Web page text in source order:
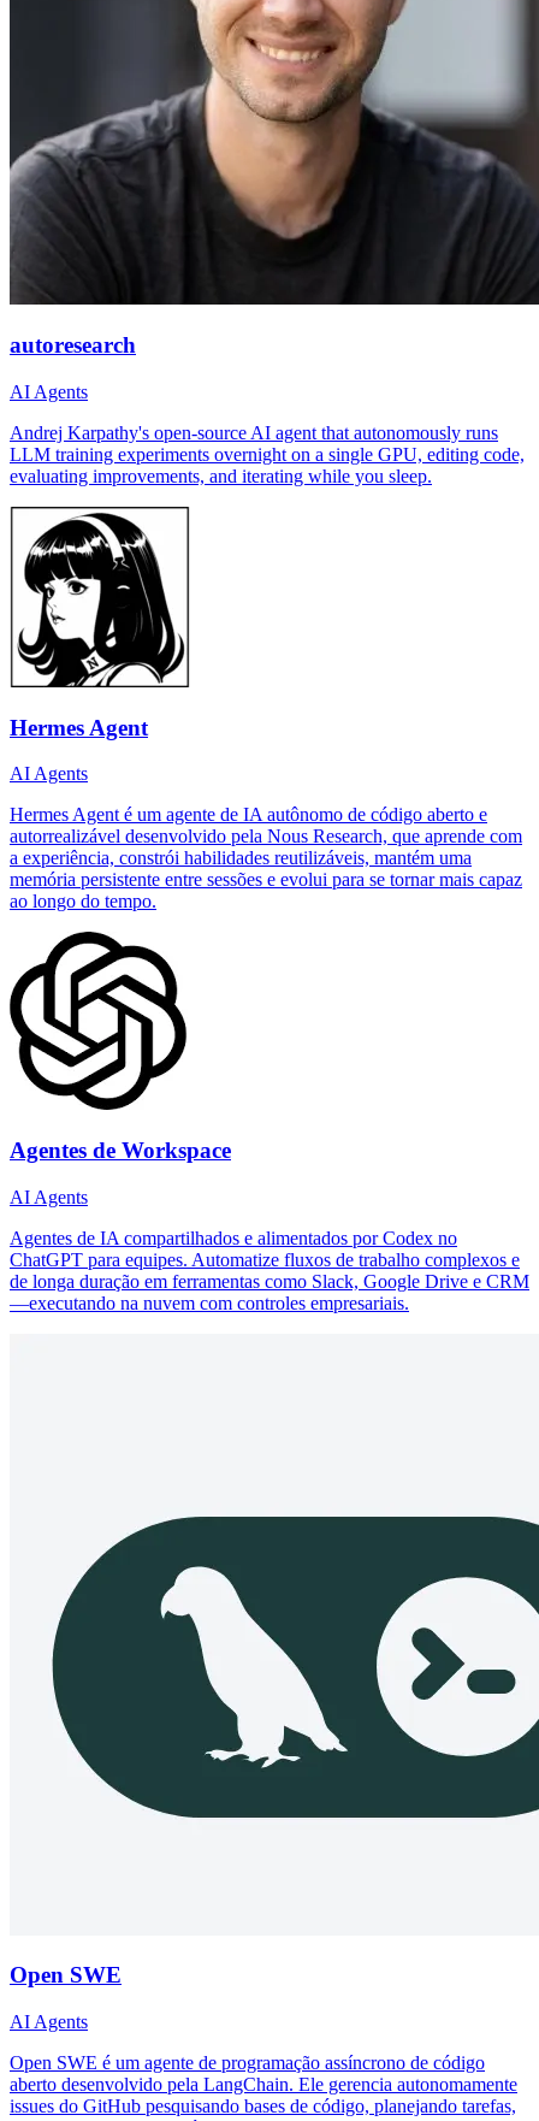
autoresearch
AI Agents
Andrej Karpathy's open-source AI agent that autonomously runs
LLM training experiments overnight on a single GPU, editing code,
evaluating improvements, and iterating while you sleep.
Hermes Agent
AI Agents
Hermes Agent é um agente de IA autônomo de código aberto e
autorrealizável desenvolvido pela Nous Research, que aprende com
a experiência, constrói habilidades reutilizáveis, mantém uma
memória persistente entre sessões e evolui para se tornar mais capaz
ao longo do tempo.
Agentes de Workspace
AI Agents
Agentes de IA compartilhados e alimentados por Codex no
ChatGPT para equipes. Automatize fluxos de trabalho complexos e
de longa duração em ferramentas como Slack, Google Drive e CRM
—executando na nuvem com controles empresariais.
Open SWE
AI Agents
Open SWE é um agente de programação assíncrono de código
aberto desenvolvido pela LangChain. Ele gerencia autonomamente
issues do GitHub pesquisando bases de código, planejando tarefas,